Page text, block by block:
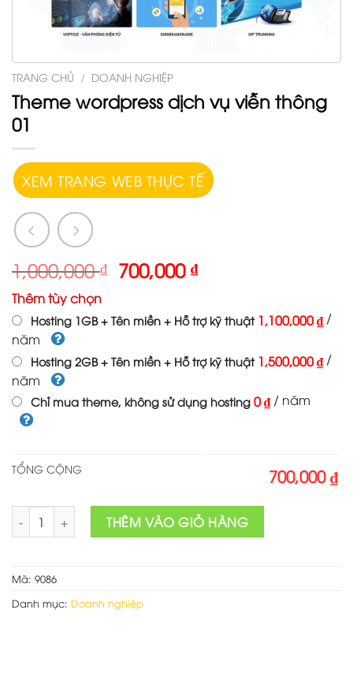
TRANG CHỦ / DOANH NGHIỆP
Theme wordpress dịch vụ viễn thông
01
XEM TRANG WEB THỰC TẾ
1,000,000₫ 700,000₫
Thêm tùy chọn
Hosting 1GB + Tên miền + Hỗ trợ kỹ thuật 1,100,000 ₫ /
năm
Hosting 2GB + Tên miền + Hỗ trợ kỹ thuật 1,500,000 ₫ /
năm
Chỉ mua theme, không sử dụng hosting 0 ₫ / năm
TỔNG CỘNG 700,000 ₫
Theme wordpress dịch vụ viễn thông 01 số lượng
THÊM VÀO GIỎ HÀNG
Mã: 9086
Danh mục: Doanh nghiệp